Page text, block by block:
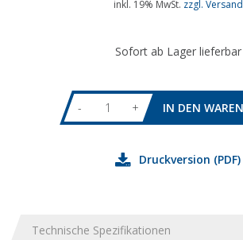
inkl. 19% MwSt. zzgl. Versand
Sofort ab Lager lieferbar
- +
Druckversion (PDF)
Technische Spezifikationen